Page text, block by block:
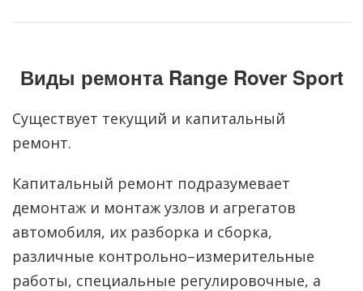
Виды ремонта Range Rover Sport
Существует текущий и капитальный
ремонт.
Капитальный ремонт подразумевает
демонтаж и монтаж узлов и агрегатов
автомобиля, их разборка и сборка,
различные контрольно–измерительные
работы, специальные регулировочные, а